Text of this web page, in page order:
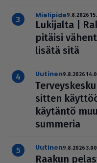
mielipide9.8.2026
Lukijalta |
pitäisi
lisätä sitä
uutinen9.8.2026
sitten
käy­täntö
sum­me­ria
uutinen9.8.2026 3.00
Raakun